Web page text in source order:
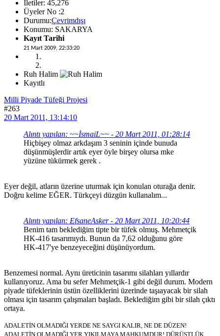
İletiler: 45,276
Üyeler No :2
Durumu:Çevrimdışı
Konumu: SAKARYA
Kayıt Tarihi
21 Mart 2009, 22:33:20
Ruh Halim
Kayıtlı
Milli Piyade Tüfeği Projesi
#263
20 Mart 2011, 13:14:10
Alıntı yapılan: ~~İsmaiL~~ - 20 Mart 2011, 01:28:14
Hiçbişey olmaz arkdaşım 3 seninin içinde bunuda
düşünmüşlerdir artık eyer öyle birşey olursa mke
yüzüne tükürmek gerek .
Eyer değil, atların üzerine uturmak için konulan oturağa denir.
Doğru kelime EĞER. Türkçeyi düzgün kullanalım...
Alıntı yapılan: EfsaneAsker - 20 Mart 2011, 10:20:44
Benim tam beklediğim tipte bir tüfek olmuş. Mehmetçik
HK-416 tasarımıydı. Bunun da 7,62 olduğunu göre
HK-417'ye benzeyeceğini düşünüyordum.
Benzemesi normal. Aynı üreticinin tasarımı silahları yıllardır
kullanıyoruz. Ama bu sefer Mehmetçik-1 gibi değil durum. Modern
piyade tüfeklerinin üstün özelliklerini üzerinde taşıayacak bir silah
olması için tasarım çalışmaları başladı. Beklediğim gibi bir silah çıktı
ortaya.
ADALETİN OLMADIĞI YERDE NE SAYGI KALIR, NE DE DÜZEN!
ADALETİN OLMADIĞI YER YIKILMAYA MAHKUMDUR! DÜRÜSTLÜK